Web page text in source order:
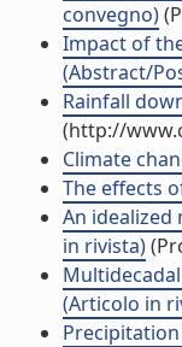
convegno)
Impact of
(Abstract/
Rainfall
(http://
Climate
The effects
An
in rivista)
(Articolo in